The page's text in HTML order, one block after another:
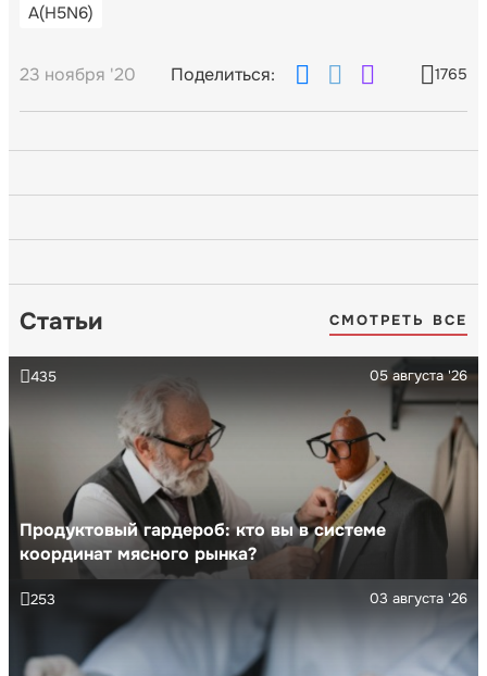
A(H5N6)
23 ноября '20 Поделиться: 1765
Статьи СМОТРЕТЬ ВСЕ
Продуктовый гардероб: кто вы в системе
координат мясного рынка?
05 августа '26
435
03 августа '26
253